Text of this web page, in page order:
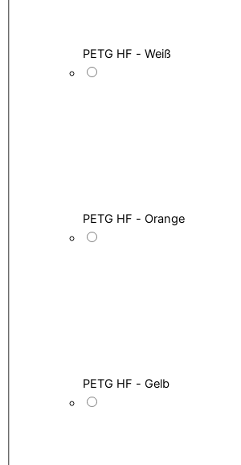
PETG HF - Weiß
PETG HF - Orange
PETG HF - Gelb